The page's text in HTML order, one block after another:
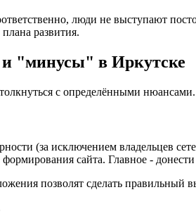
люди не выступают
развития.
"минусы" в Иркутске
с определёнными
(за исключением владельцев
сайта. Главное -
позволят сделать правильный